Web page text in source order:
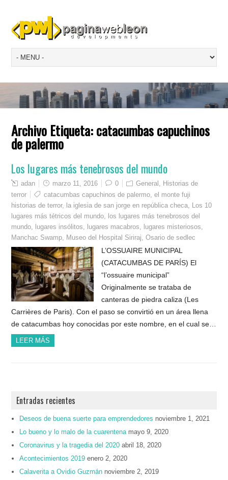
Archivo Etiqueta:catacumbas capuchinos
de palermo
Los lugares más tenebrosos del mundo
adan marzo 11, 2016 0 General
Historias de
terror
catacumbas capuchinos de palermo ,el monte fuji
historias de terror, la iglesia de san jorge en república checa
Los 10
lugares más tétricos del mundo
los lugares más tenebrosos del
mundo
lugares insólitos lugares macabros lugares misteriosos
Manchac Swamp
Museo del Hospital Siriraj ,Osario de sedlec
L’OSSUAIRE MUNICIPAL
(CATACUMBAS DE PARÍS) El
“l’ossuaire municipal”
Originalmente se trataba de
canteras de piedra caliza (Les
Carrières de Paris). Con el paso se convirtió en un área llena
de catacumbas hoy conocidas por este nombre, en el cual se…
LEER MÁS
Entradas recientes
Deseos de buena suerte para emprendedores noviembre 1, 2021
Lo bueno y lo malo de la cuarentena mayo 9, 2020
Coronavirus y la tragedia del 2020 abril 18, 2020
Acontecimientos 2019 enero 2, 2020
Calaverita a Ovidio Guzmán noviembre 2, 2019